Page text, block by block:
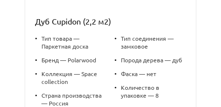
Дуб Cupidon (2,2 м2)
•
Тип товара —
Паркетная доска
• Бренд — Polarwood
•
Коллекция — Space
collection
•
Страна производства
— Россия
•
Тип соединения —
замковое
• Порода дерева — дуб
• Фаска — нет
•
Количество в
упаковке — 8